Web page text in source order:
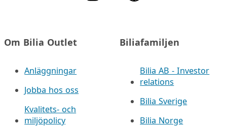
Om Bilia Outlet
Anläggningar
Jobba hos oss
Kvalitets- och
miljöpolicy
Biliafamiljen
Bilia AB - Investor
relations
Bilia Sverige
Bilia Norge